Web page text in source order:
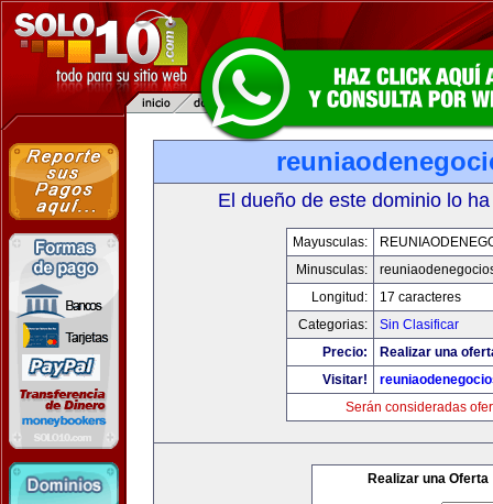
El dueño de este dominio lo
Mayusculas:
Minusculas:
Longitud:
17 caracteres
Categorias:
Sin Clasificar
Precio:
Realizar una
Visitar!
Serán consideradas
Realizar una Oferta